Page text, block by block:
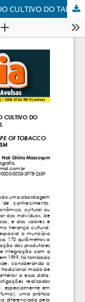
VIÑALES – CUBA: DA PAISAGEM CULTURAL DO CULTIVO DO TABACO AO TURISMO REGIONAL